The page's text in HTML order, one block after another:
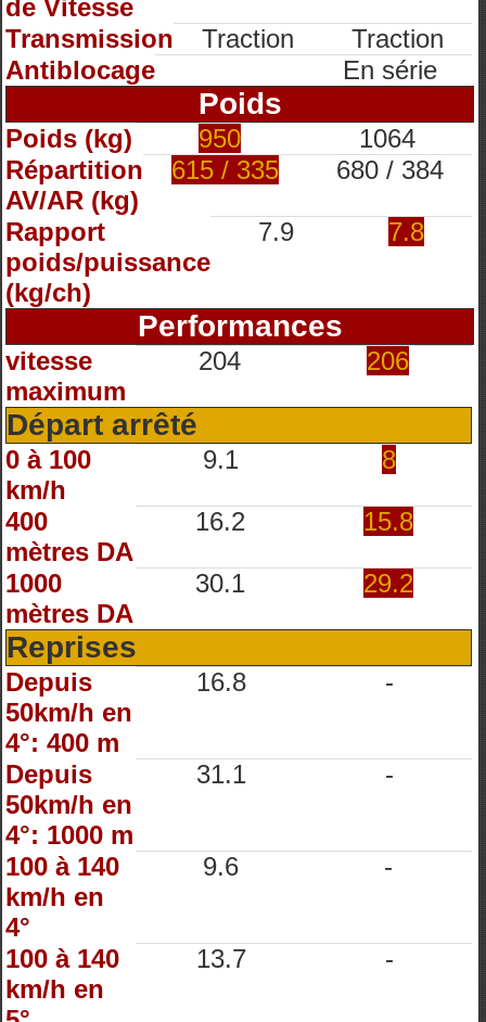
de Vitesse
Transmission
Traction
Traction
Antiblocage
En série
Poids
Poids (kg) 950
1064
Répartition
AV/AR (kg)
615 / 335 680 / 384
Rapport
poids/puissance
(kg/ch)
7.9 7.8
Performances
vitesse
maximum
204 206
Départ arrêté
0 à 100
km/h
9.1 8
400
mètres DA
16.2 15.8
1000
mètres DA
30.1 29.2
Reprises
Depuis
50km/h en
4°: 400 m
16.8 -
Depuis
50km/h en
4°: 1000 m
31.1 -
100 à 140
km/h en
4°
9.6 -
100 à 140
km/h en
13.7 -